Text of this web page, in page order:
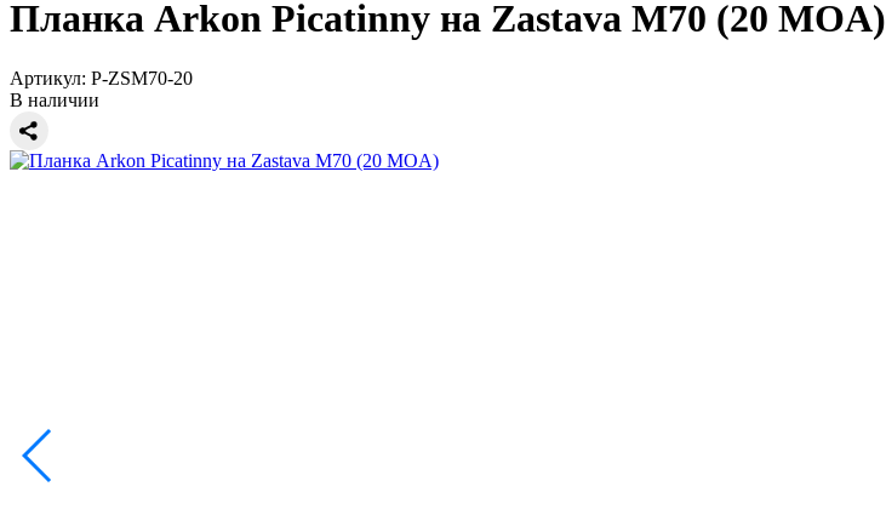
Планка Arkon Picatinny на Zastava M70 (20 MOA)
Артикул: P-ZSM70-20
В наличии